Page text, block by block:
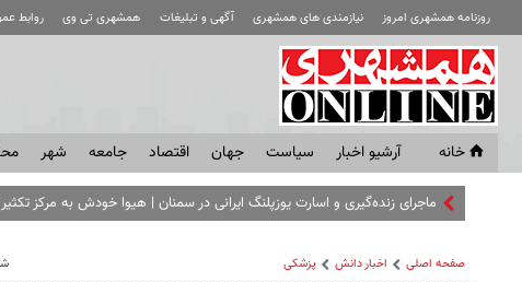
روزنامه همشهری امروز نیازمندی های همشهری آگهی و تبلیغات همشهری تی وی روابط
خانه آرشیو اخبار سياست جهان اقتصاد جامعه شهر
ماجرای زنده‌گیری و اسارت یوزپلنگ ایرانی در سمنان | هیوا خودش به مرکز
صفحه اصلی اخبار دانش پزشکی شنبه